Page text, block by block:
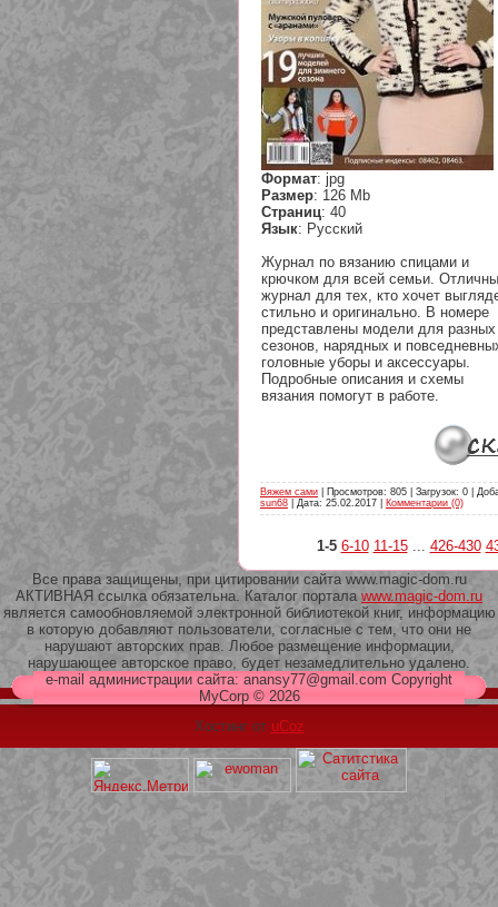
Формат: jpg
Размер: 126 Mb
Страниц: 40
Язык: Русский
Журнал по вязанию спицами и
крючком для всей семьи.
журнал для тех, кто хочет
стильно и оригинально. В номере
представлены модели для разных
сезонов, нарядных и
головные уборы и аксессуары.
Подробные описания и схемы
вязания помогут в работе.
Вяжем сами | Просмотров: 805 | Загрузок: 0 |
sun68 | Дата: 25.02.2017 Комментарии (0)
1-5 6-10 11-15 ... 426-430
Все права защищены, при цитировании сайта www.magic-dom.ru
АКТИВНАЯ ссылка обязательна. Каталог портала www.magic-dom.ru
является самообновляемой электронной библиотекой книг, информацию
в которую добавляют пользователи, согласные с тем, что они не
нарушают авторских прав. Любое размещение информации,
нарушающее авторское право, будет незамедлительно удалено.
e-mail администрации сайта: anansy77@gmail.com Copyright
MyCorp © 2026
Хостинг от uCoz